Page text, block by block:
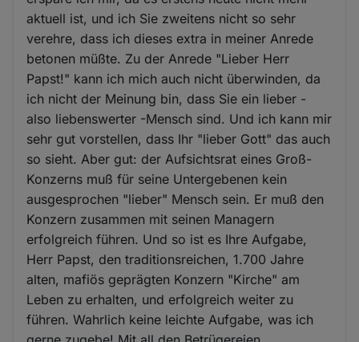
aktuell ist, und ich Sie zweitens nicht so sehr
verehre, dass ich dieses extra in meiner Anrede
betonen müßte. Zu der Anrede "Lieber Herr
Papst!" kann ich mich auch nicht überwinden, da
ich nicht der Meinung bin, dass Sie ein lieber -
also liebenswerter -Mensch sind. Und ich kann mir
sehr gut vorstellen, dass Ihr "lieber Gott" das auch
so sieht. Aber gut: der Aufsichtsrat eines Groß-
Konzerns muß für seine Untergebenen kein
ausgesprochen "lieber" Mensch sein. Er muß den
Konzern zusammen mit seinen Managern
erfolgreich führen. Und so ist es Ihre Aufgabe,
Herr Papst, den traditionsreichen, 1.700 Jahre
alten, mafiös geprägten Konzern "Kirche" am
Leben zu erhalten, und erfolgreich weiter zu
führen. Wahrlich keine leichte Aufgabe, was ich